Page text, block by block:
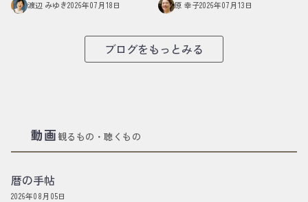
することなく焼けていたんです。と
つかりました。マフィ…
渡辺 みゆき2026年07月18日
きました。そろそろ梅雨も明けそう
の夏は、晴れが…
原 幸子2026年07月13日
ブログをもっとみる
動画観るもの・聴くもの
暦の手帖
2026年08月05日